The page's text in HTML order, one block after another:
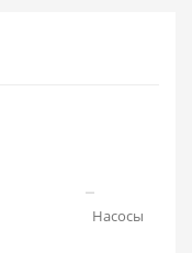
Насосы